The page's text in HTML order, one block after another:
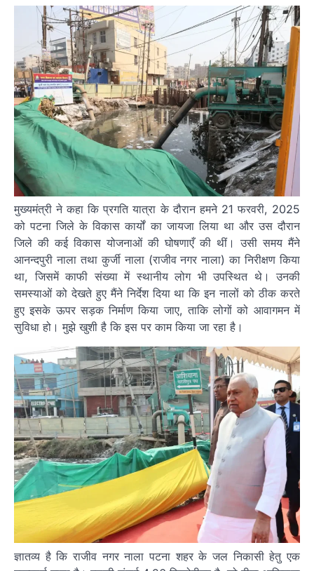
मुख्यमंत्री ने कहा कि प्रगति यात्रा के दौरान हमने 21 फरवरी, 2025
को पटना जिले के विकास कार्यों का जायजा लिया था और उस दौरान
जिले की कई विकास योजनाओं की घोषणाएँ की थीं। उसी समय मैंने
आनन्दपुरी नाला तथा कुर्जी नाला (राजीव नगर नाला) का निरीक्षण किया
था, जिसमें काफी संख्या में स्थानीय लोग भी उपस्थित थे। उनकी
समस्याओं को देखते हुए मैंने निर्देश दिया था कि इन नालों को ठीक करते
हुए इसके ऊपर सड़क निर्माण किया जाए, ताकि लोगों को आवागमन में
सुविधा हो। मुझे खुशी है कि इस पर काम किया जा रहा है।
ज्ञातव्य है कि राजीव नगर नाला पटना शहर के जल निकासी हेतु एक